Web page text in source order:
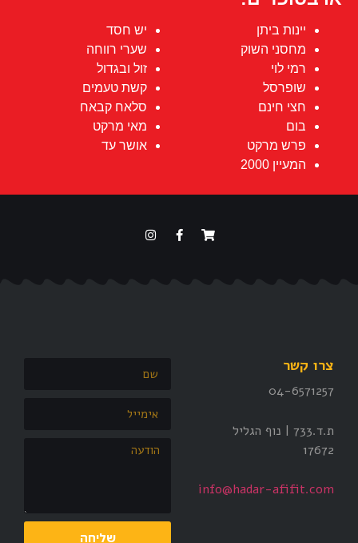
יינות ביתן
מחסני השוק
רמי לוי
שופרסל
חצי חינם
בום
פרש מרקט
המעיין 2000
יש חסד
שערי רווחה
זול ובגדול
קשת טעמים
סלאח קבאח
מאי מרקט
אושר עד
צרו קשר
04-6571257
ת.ד.733 |
נוף הגליל
17672
info@hadar-afifit.com
שליחה